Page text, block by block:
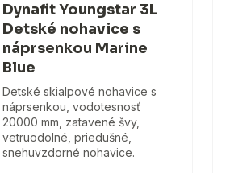
Dynafit Youngstar 3L
Detské nohavice s
náprsenkou Marine
Blue
Detské skialpové nohavice s
náprsenkou, vodotesnosť
20000 mm, zatavené švy,
vetruodolné, priedušné,
snehuvzdorné nohavice.